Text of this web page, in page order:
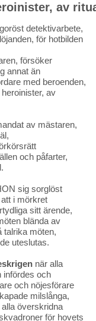
av
detektivarbete,
för hotbilden
försöker
annat än
med beroenden,
av
av mästaren,
och påfarter,
sig sorglöst
i mörkret
sitt ärende,
blända av
talrika möten,
uteslutas.
när alla
infördes och
och nöjesförare
milslånga,
överskridna
för hovets